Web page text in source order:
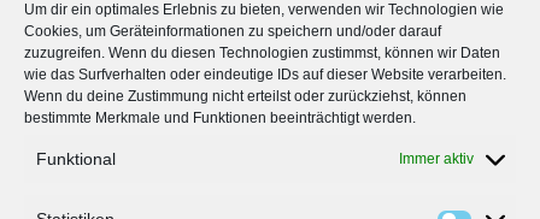
Um dir ein optimales Erlebnis zu bieten, verwenden wir Technologien wie
Cookies, um Geräteinformationen zu speichern und/oder darauf
zuzugreifen. Wenn du diesen Technologien zustimmst, können wir Daten
wie das Surfverhalten oder eindeutige IDs auf dieser Website verarbeiten.
Wenn du deine Zustimmung nicht erteilst oder zurückziehst, können
bestimmte Merkmale und Funktionen beeinträchtigt werden.
Funktional Immer aktiv